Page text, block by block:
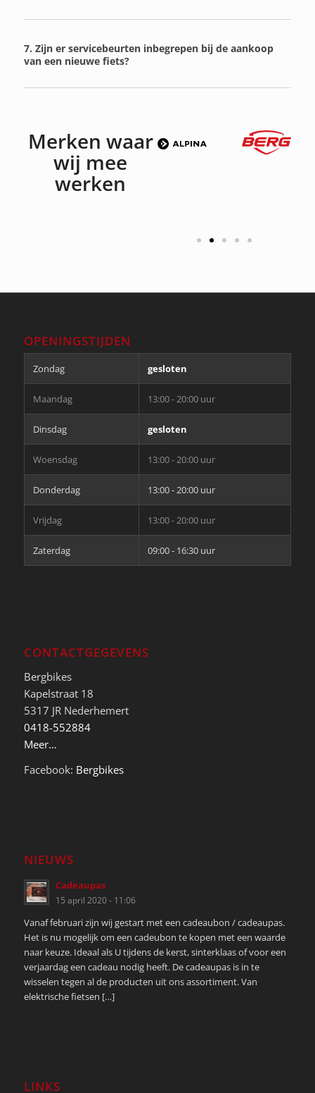
7. Zijn er servicebeurten inbegrepen bij de aankoop
van een nieuwe fiets?
Merken waar
wij mee
werken
OPENINGSTIJDEN
Zondag gesloten
Maandag 13:00 - 20:00 uur
Dinsdag gesloten
Woensdag 13:00 - 20:00 uur
Donderdag 13:00 - 20:00 uur
Vrijdag 13:00 - 20:00 uur
Zaterdag 09:00 - 16:30 uur
CONTACTGEGEVENS
Bergbikes
Kapelstraat 18
5317 JR Nederhemert
0418-552884
Meer…
Facebook: Bergbikes
NIEUWS
Cadeaupas
15 april 2020 - 11:06
Vanaf februari zijn wij gestart met een cadeaubon / cadeaupas.
Het is nu mogelijk om een cadeubon te kopen met een waarde
naar keuze. Ideaal als U tijdens de kerst, sinterklaas of voor een
verjaardag een cadeau nodig heeft. De cadeaupas is in te
wisselen tegen al de producten uit ons assortiment. Van
elektrische fietsen […]
LINKS